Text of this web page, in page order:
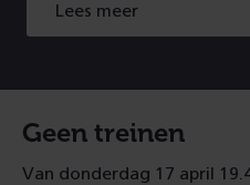
Lees meer
Lees
meer
Geen treinen
Van donderdag 17 april